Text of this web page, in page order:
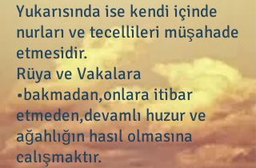
Yukarısında ise kendi içinde
nurları ve tecellileri müşahade
etmesidir.
Rüya ve Vakalara
•bakmadan,onlara itibar
etmeden,devamlı huzur ve
ağahlığın hasıl olmasına
calışmaktır.